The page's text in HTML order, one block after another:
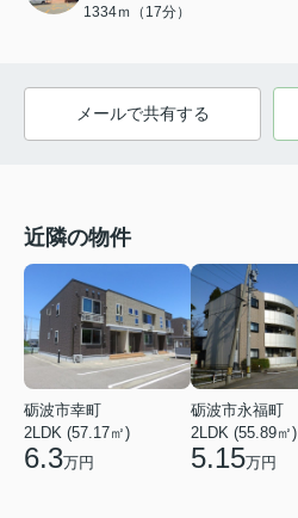
1334ｍ（17分）
メールで共有する
近隣の物件
砺波市幸町
2LDK (57.17㎡)
6.3万円
砺波市永福町
2LDK (55.89㎡)
5.15万円